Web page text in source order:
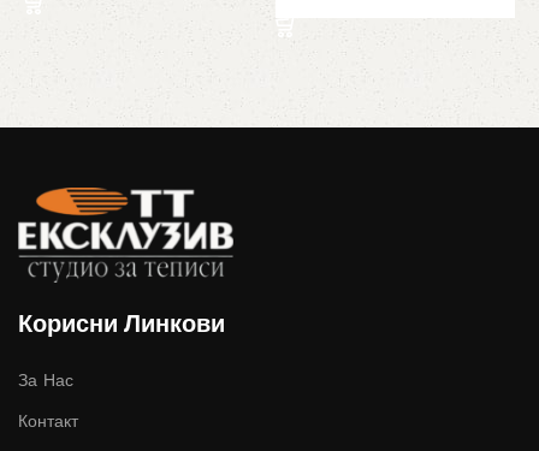
16,192 ден.
11,334 ден.
Корисни Линкови
За Нас
Контакт